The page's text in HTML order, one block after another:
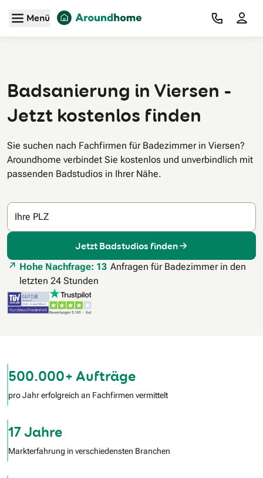
Zum Hauptinhalt
Menü
Badsanierung in Viersen -
Jetzt kostenlos finden
Sie suchen nach Fachfirmen für Badezimmer in Viersen?
Aroundhome verbindet Sie kostenlos und unverbindlich mit
passenden Badstudios in Ihrer Nähe.
Ihre PLZ
Jetzt Badstudios finden
Hohe Nachfrage: 13 Anfragen für Badezimmer in den
letzten 24 Stunden
500.000+ Aufträge
pro Jahr erfolgreich an Fachfirmen vermittelt
17 Jahre
Markterfahrung in verschiedensten Branchen